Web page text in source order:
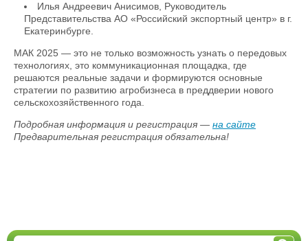
Илья Андреевич Анисимов, Руководитель
Представительства АО «Российский экспортный центр» в г.
Екатеринбурге.
МАК 2025 — это не только возможность узнать о передовых
технологиях, это коммуникационная площадка, где
решаются реальные задачи и формируются основные
стратегии по развитию агробизнеса в преддверии нового
сельскохозяйственного года.
Подробная информация и регистрация — на сайте
Предварительная регистрация обязательна!